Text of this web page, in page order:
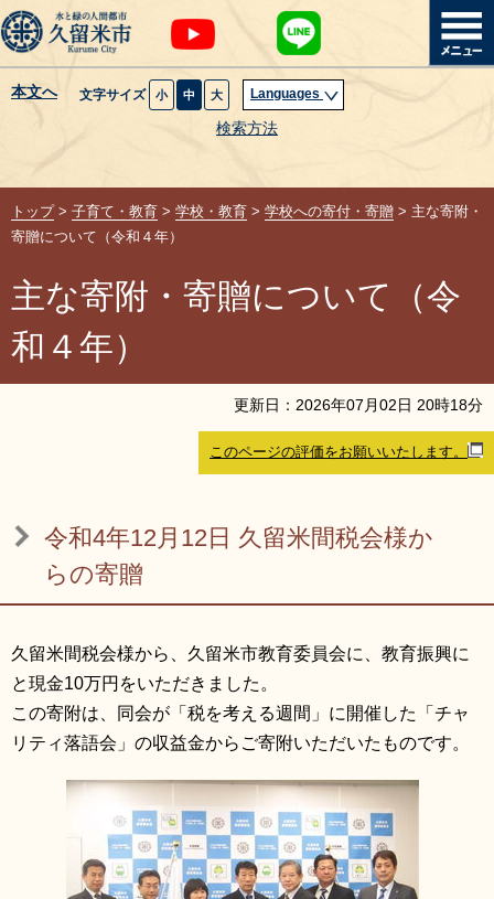
本文へ 文字サイズ 小 中 大 Languages
検索方法
暮らし・届出
健康・医療・福祉
観光魅力・イベント
創業・産業・ビジネス
組織から探す
閉じる
トップ> 子育て・教育 > 学校・教育 > 学校への寄付・寄贈 > 主な寄附・
寄贈について（令和４年）
主な寄附・寄贈について（令
和４年）
更新日： 2026年07 月02日 20時18分
このページの評価をお願いいたします。
令和4年12月12日 久留米間税会様か
らの寄贈
久留米間税会様から、久留米市教育委員会に、教育振興に
と現金10万円をいただきました。
この寄附は、同会が「税を考える週間」に開催した「チャ
リティ落語会」の収益金からご寄附いただいたものです。